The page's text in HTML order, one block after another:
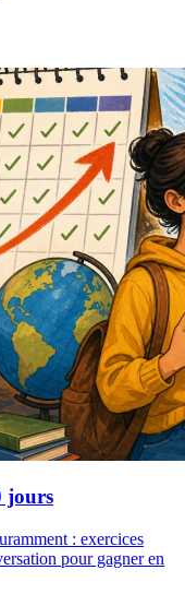
jours
: exercices
pour gagner en